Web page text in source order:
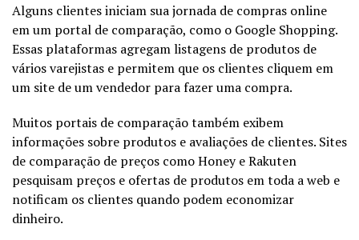
Alguns clientes iniciam sua jornada de compras online
em um portal de comparação, como o Google Shopping.
Essas plataformas agregam listagens de produtos de
vários varejistas e permitem que os clientes cliquem em
um site de um vendedor para fazer uma compra.
Muitos portais de comparação também exibem
informações sobre produtos e avaliações de clientes. Sites
de comparação de preços como Honey e Rakuten
pesquisam preços e ofertas de produtos em toda a web e
notificam os clientes quando podem economizar
dinheiro.